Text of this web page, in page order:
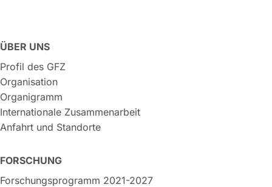
ÜBER UNS
Profil des GFZ
Organisation
Organigramm
Internationale Zusammenarbeit
Anfahrt und Standorte
FORSCHUNG
Forschungsprogramm 2021-2027